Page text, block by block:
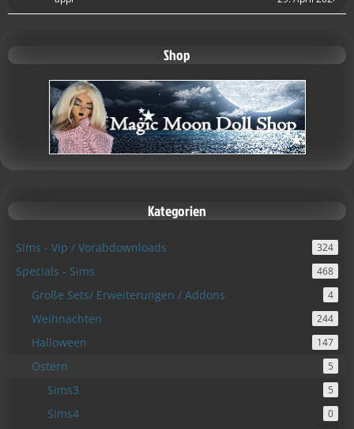
Shop
Kategorien
Sims - Vip / Vorabdownloads 324
Specials - Sims 468
Große Sets/ Erweiterungen / Addons 4
Weihnachten 244
Halloween 147
Ostern 5
Sims3 5
Sims4 0